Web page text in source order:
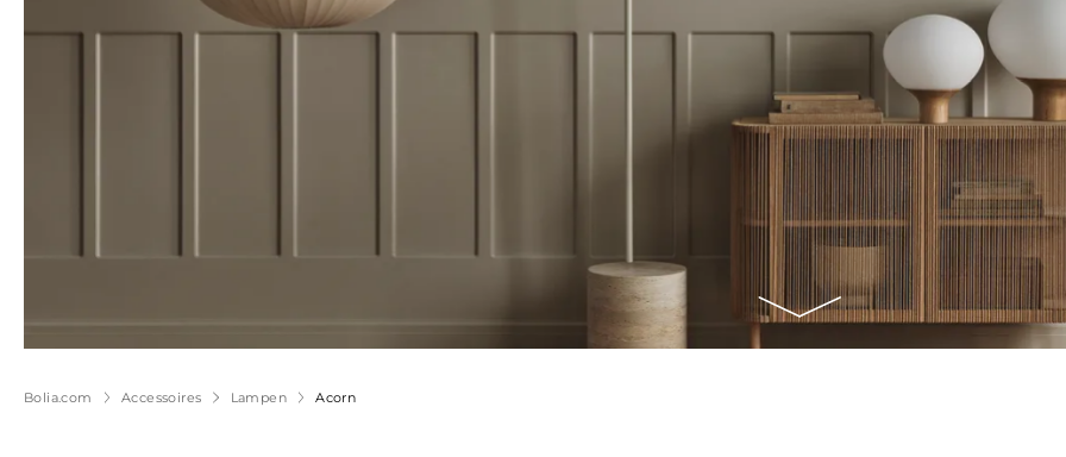
Bolia.com Accessoires Lampen Acorn